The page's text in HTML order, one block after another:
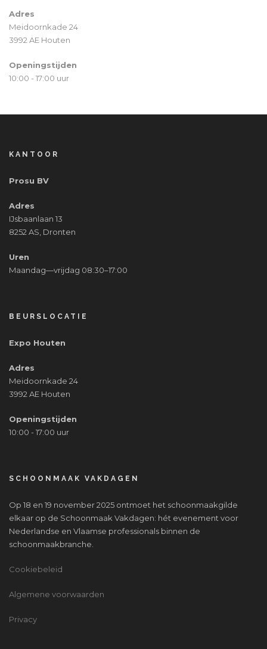
Adres
Meidoornkade 24
3992 AE Houten
Openingstijden
10:00 - 17:00 uur
KANTOOR
Prosu BV
Adres
IJsbaanlaan 13
8252 AS, Dronten
Uren
Maandag—vrijdag 08:30–17:00
BEURSLOCATIE
Expo Houten
Adres
Meidoornkade 24
3992 AE Houten
Openingstijden
10:00 - 17:00 uur
SCHOONMAAK VAKDAGEN
Op 18 en 19 november 2025 ontmoet het schoonmaakgilde
elkaar op de Schoonmaak Vakdagen: hét evenement voor
Nederlandse en Vlaamse professionals binnen de
schoonmaakbranche.
Cookiebeleid
Algemene voorwaarden
Privacy